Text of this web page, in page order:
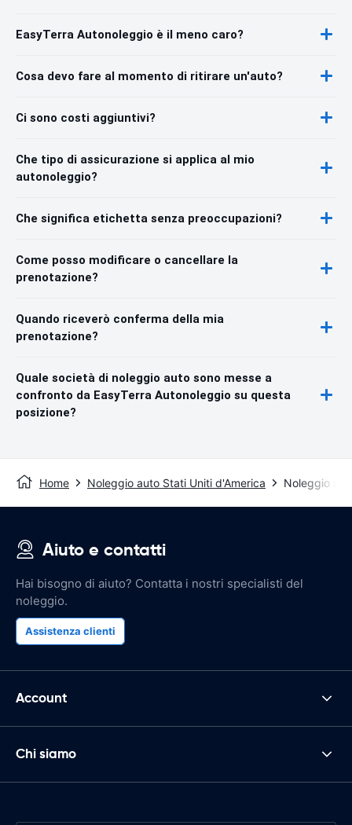
EasyTerra Autonoleggio è il meno caro?
Cosa devo fare al momento di ritirare un'auto?
Ci sono costi aggiuntivi?
Che tipo di assicurazione si applica al mio
autonoleggio?
Che significa etichetta senza preoccupazioni?
Come posso modificare o cancellare la
prenotazione?
Quando riceverò conferma della mia
prenotazione?
Quale società di noleggio auto sono messe a
confronto da EasyTerra Autonoleggio su questa
posizione?
Home Noleggio auto Stati Uniti d'America Noleggio
Aiuto e contatti
Hai bisogno di aiuto? Contatta i nostri specialisti del
noleggio.
Assistenza clienti
Account
Chi siamo